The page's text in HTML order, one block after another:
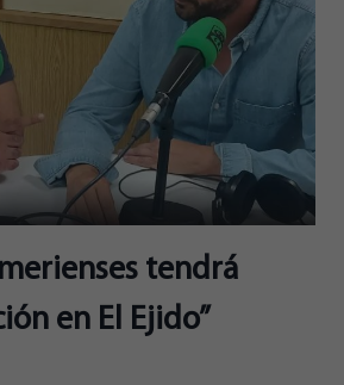
tendrá
en El Ejido”